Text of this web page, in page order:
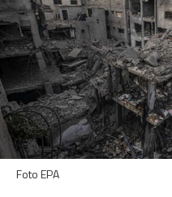
Foto EPA